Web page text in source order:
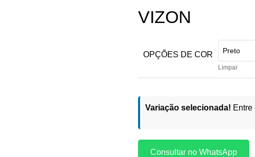
VIZON
OPÇÕES DE COR
Limpar
Variação selecionada! Entre
Consultar no WhatsApp